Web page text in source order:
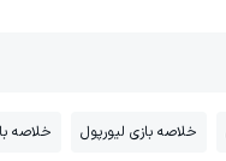
خلاصه بازی لیورپول خلاصه